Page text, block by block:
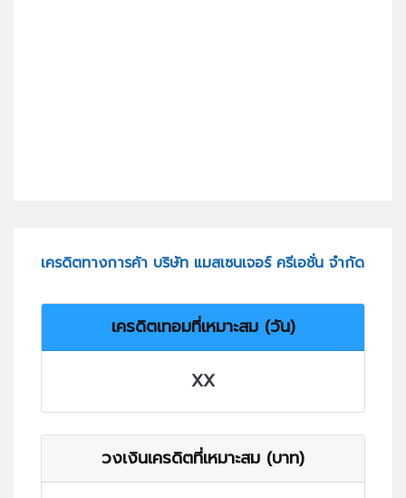
เครดิตทางการค้า บริษัท แมสเซนเจอร์ ครีเอชั่น จำกัด
เครดิตเทอมที่เหมาะสม (วัน)
XX
วงเงินเครดิตที่เหมาะสม (บาท)